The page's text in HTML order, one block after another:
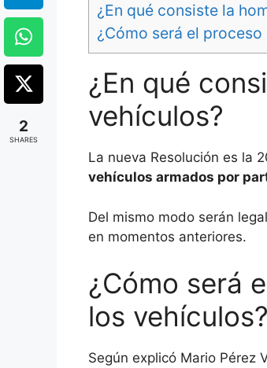
¿En qué consiste la
¿Cómo será el
¿En qué
vehículos?
La nueva Resolución es la
vehículos armados por
Del mismo modo serán
en momentos anteriores.
¿Cómo será
los vehículos?
Según explicó Mario Pérez
2
SHARES